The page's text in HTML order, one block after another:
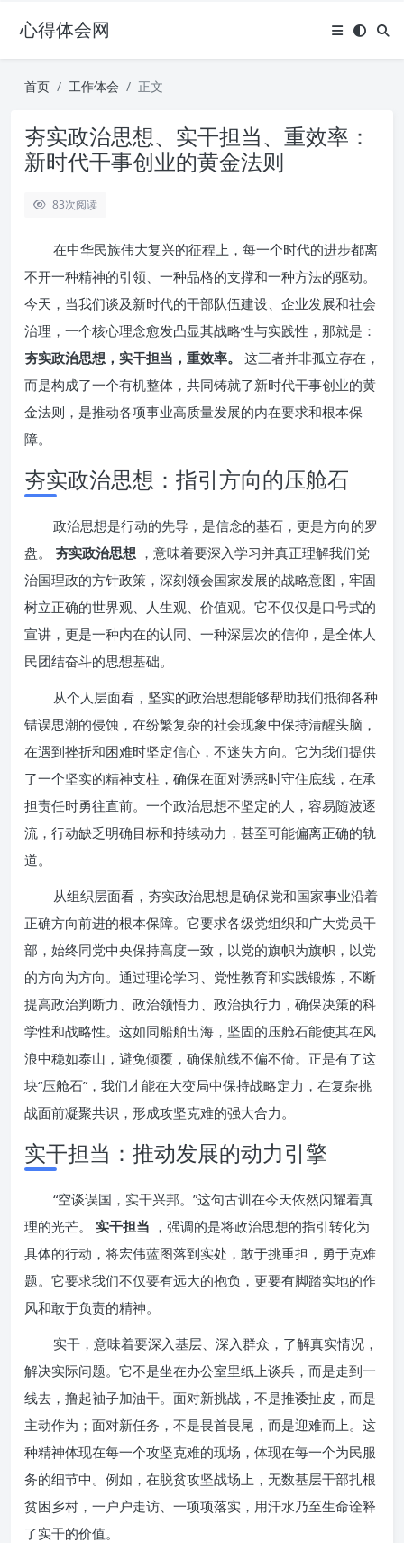
心得体会网
首页 工作体会 正文
夯实政治思想、实干担当、重效率：
新时代干事创业的黄金法则
83次阅读
在中华民族伟大复兴的征程上，每一个时代的进步都离
不开一种精神的引领、一种品格的支撑和一种方法的驱动。
今天，当我们谈及新时代的干部队伍建设、企业发展和社会
治理，一个核心理念愈发凸显其战略性与实践性，那就是：
夯实政治思想，实干担当，重效率。
这三者并非孤立存在，
而是构成了一个有机整体，共同铸就了新时代干事创业的黄
金法则，是推动各项事业高质量发展的内在要求和根本保
障。
夯实政治思想：指引方向的压舱石
政治思想是行动的先导，是信念的基石，更是方向的罗
盘。
夯实政治思想 ，意味着要深入学习并真正理解我们党
治国理政的方针政策，深刻领会国家发展的战略意图，牢固
树立正确的世界观、人生观、价值观。它不仅仅是口号式的
宣讲，更是一种内在的认同、一种深层次的信仰，是全体人
民团结奋斗的思想基础。
从个人层面看，坚实的政治思想能够帮助我们抵御各种
错误思潮的侵蚀，在纷繁复杂的社会现象中保持清醒头脑，
在遇到挫折和困难时坚定信心，不迷失方向。它为我们提供
了一个坚实的精神支柱，确保在面对诱惑时守住底线，在承
担责任时勇往直前。一个政治思想不坚定的人，容易随波逐
流，行动缺乏明确目标和持续动力，甚至可能偏离正确的轨
道。
从组织层面看，夯实政治思想是确保党和国家事业沿着
正确方向前进的根本保障。它要求各级党组织和广大党员干
部，始终同党中央保持高度一致，以党的旗帜为旗帜，以党
的方向为方向。通过理论学习、党性教育和实践锻炼，不断
提高政治判断力、政治领悟力、政治执行力，确保决策的科
学性和战略性。这如同船舶出海，坚固的压舱石能使其在风
浪中稳如泰山，避免倾覆，确保航线不偏不倚。正是有了这
块“压舱石”，我们才能在大变局中保持战略定力，在复杂挑
战面前凝聚共识，形成攻坚克难的强大合力。
实干担当：推动发展的动力引擎
“空谈误国，实干兴邦。”这句古训在今天依然闪耀着真
理的光芒。
实干担当 ，强调的是将政治思想的指引转化为
具体的行动，将宏伟蓝图落到实处，敢于挑重担，勇于克难
题。它要求我们不仅要有远大的抱负，更要有脚踏实地的作
风和敢于负责的精神。
实干，意味着要深入基层、深入群众，了解真实情况，
解决实际问题。它不是坐在办公室里纸上谈兵，而是走到一
线去，撸起袖子加油干。面对新挑战，不是推诿扯皮，而是
主动作为；面对新任务，不是畏首畏尾，而是迎难而上。这
种精神体现在每一个攻坚克难的现场，体现在每一个为民服
务的细节中。例如，在脱贫攻坚战场上，无数基层干部扎根
贫困乡村，一户户走访、一项项落实，用汗水乃至生命诠释
了实干的价值。